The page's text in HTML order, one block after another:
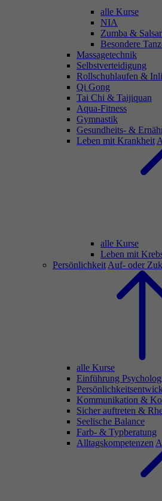
alle Kurse
NIA
Zumba &
Besondere
Massagetechnik
Selbstverteidigung
Rollschuhlaufen &
Qi Gong
Tai Chi & Taijiquan
Aqua-Fitness
Gymnastik
Gesundheits- &
Leben mit Krankheit
alle Kurse
Leben mit
Persönlichkeit Auf- oder
alle Kurse
Einführung
Kommunikation &
Sicher auftreten &
Seelische Balance
Farb- & Typberatung
Alltagskompetenzen